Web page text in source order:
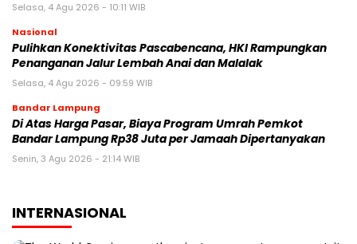
Selasa, 4 Agu 2026 - 10:11 WIB
Nasional
Pulihkan Konektivitas Pascabencana, HKI Rampungkan
Penanganan Jalur Lembah Anai dan Malalak
Selasa, 4 Agu 2026 - 09:59 WIB
Bandar Lampung
Di Atas Harga Pasar, Biaya Program Umrah Pemkot
Bandar Lampung Rp38 Juta per Jamaah Dipertanyakan
Senin, 3 Agu 2026 - 21:14 WIB
INTERNASIONAL